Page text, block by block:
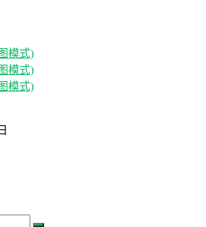
模式)
模式)
模式)